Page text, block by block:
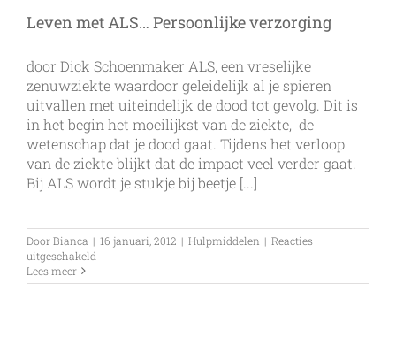
Leven met ALS… Persoonlijke verzorging
door Dick Schoenmaker ALS, een vreselijke
zenuwziekte waardoor geleidelijk al je spieren
uitvallen met uiteindelijk de dood tot gevolg. Dit is
in het begin het moeilijkst van de ziekte, de
wetenschap dat je dood gaat. Tijdens het verloop
van de ziekte blijkt dat de impact veel verder gaat.
Bij ALS wordt je stukje bij beetje [...]
DoorBianca | 16 januari, 2012 | Hulpmiddelen | Reacties
uitgeschakeld
met
Lees meer